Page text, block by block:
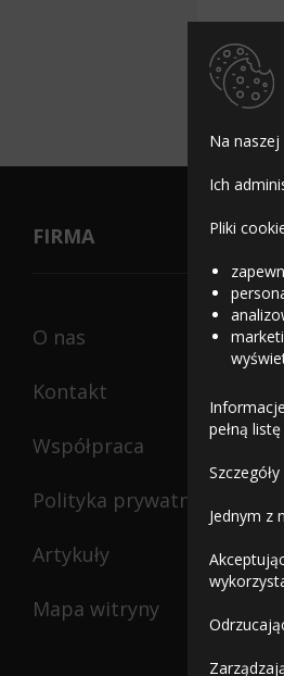
Na
Ich
Pliki
pełną
Jednym z
FIRMA
O nas
Kontakt
Współpraca
Polityka prywatności
Artykuły
Mapa witryny